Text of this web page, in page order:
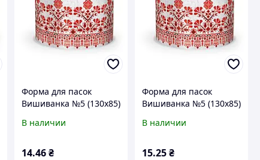
Форма для пасок
Вишиванка №5 (130х85)
В наличии
14.46 ₴
Форма для пасок
Вишиванка №5 (130х85)
В наличии
15.25₴